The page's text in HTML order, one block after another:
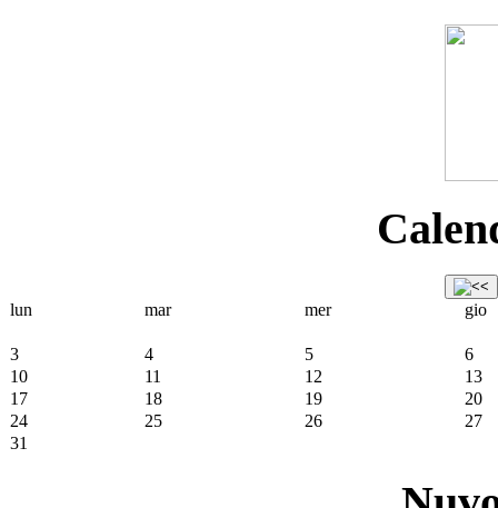
lun
mar mer gio
3 4 5
6
10
11 12
13
17
18 19
20
24
25 26
27
31